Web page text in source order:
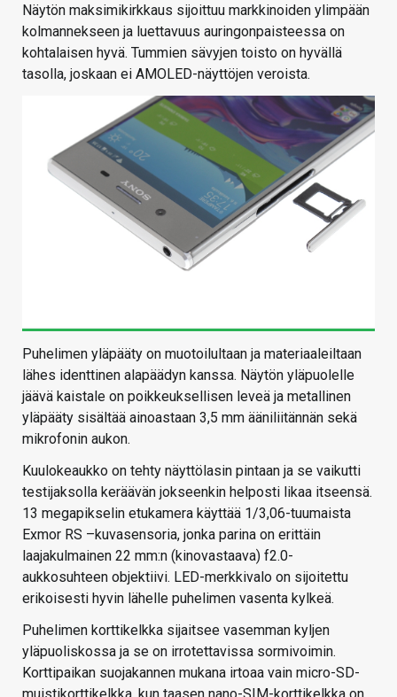
Näytön maksimikirkkaus sijoittuu markkinoiden ylimpään
kolmannekseen ja luettavuus auringonpaisteessa on
kohtalaisen hyvä. Tummien sävyjen toisto on hyvällä
tasolla, joskaan ei AMOLED-näyttöjen veroista.
Puhelimen yläpääty on muotoilultaan ja materiaaleiltaan
lähes identtinen alapäädyn kanssa. Näytön yläpuolelle
jäävä kaistale on poikkeuksellisen leveä ja metallinen
yläpääty sisältää ainoastaan 3,5 mm ääniliitännän sekä
mikrofonin aukon.
Kuulokeaukko on tehty näyttölasin pintaan ja se vaikutti
testijaksolla keräävän jokseenkin helposti likaa itseensä.
13 megapikselin etukamera käyttää 1/3,06-tuumaista
Exmor RS –kuvasensoria, jonka parina on erittäin
laajakulmainen 22 mm:n (kinovastaava) f2.0-
aukkosuhteen objektiivi. LED-merkkivalo on sijoitettu
erikoisesti hyvin lähelle puhelimen vasenta kylkeä.
Puhelimen korttikelkka sijaitsee vasemman kyljen
yläpuoliskossa ja se on irrotettavissa sormivoimin.
Korttipaikan suojakannen mukana irtoaa vain micro-SD-